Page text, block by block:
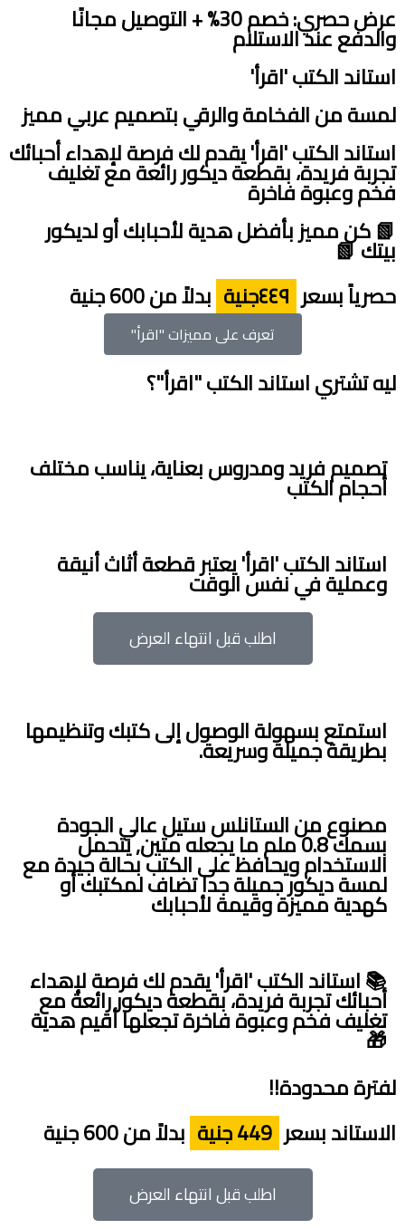
عرض حصري: خصم 30% + التوصيل مجانًا
والدفع عند الاستلام
استاند الكتب 'اقرأ'
لمسة من الفخامة والرقي بتصميم عربي مميز
استاند الكتب 'اقرأ' يقدم لك فرصة لإهداء أحبائك
تجربة فريدة، بقطعة ديكور رائعة مع تغليف
فخم وعبوة فاخرة
📗 كن مميز بأفضل هدية لأحبابك أو لديكور
بيتك 📗
حصرياً بسعر ٤٤٩جنية بدلاً من 600 جنية
تعرف على مميزات "اقرأ"
ليه تشتري استاند الكتب "اقرأ"؟
تصميم فريد ومدروس بعناية، يناسب مختلف
أحجام الكتب
استاند الكتب 'اقرأ' يعتبر قطعة أثاث أنيقة
وعملية في نفس الوقت
اطلب قبل انتهاء العرض
استمتع بسهولة الوصول إلى كتبك وتنظيمها
بطريقة جميلة وسريعة.
مصنوع من الستانلس ستيل عالي الجودة
بسمك 0.8 ملم ما يجعله متين, يتحمل
الاستخدام ويحافظ على الكتب بحالة جيدة مع
لمسة ديكور جميلة جدا تضاف لمكتبك أو
كهدية مميزة وقيمة لأحبابك
📚 استاند الكتب 'اقرأ' يقدم لك فرصة لإهداء
أحبائك تجربة فريدة، بقطعة ديكور رائعة مع
تغليف فخم وعبوة فاخرة تجعلها أقيم هدية
🎁
لفترة محدودة!!
الاستاند بسعر 449 جنية بدلاً من 600 جنية
اطلب قبل انتهاء العرض